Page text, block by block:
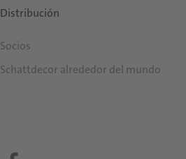
Distribución
Socios
Schattdecor alrededor del mundo